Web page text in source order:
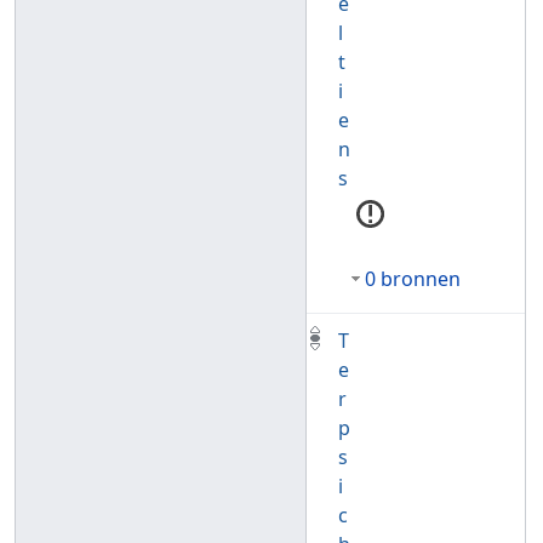
l
t
i
e
n
s
0 bronnen
T
e
r
p
s
i
c